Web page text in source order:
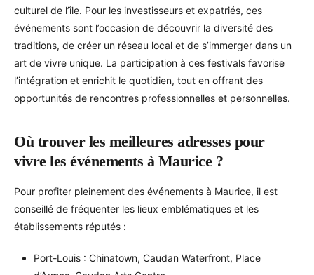
culturel de l’île. Pour les investisseurs et expatriés, ces
événements sont l’occasion de découvrir la diversité des
traditions, de créer un réseau local et de s’immerger dans un
art de vivre unique. La participation à ces festivals favorise
l’intégration et enrichit le quotidien, tout en offrant des
opportunités de rencontres professionnelles et personnelles.
Où trouver les meilleures adresses pour
vivre les événements à Maurice ?
Pour profiter pleinement des événements à Maurice, il est
conseillé de fréquenter les lieux emblématiques et les
établissements réputés :
Port-Louis : Chinatown, Caudan Waterfront, Place